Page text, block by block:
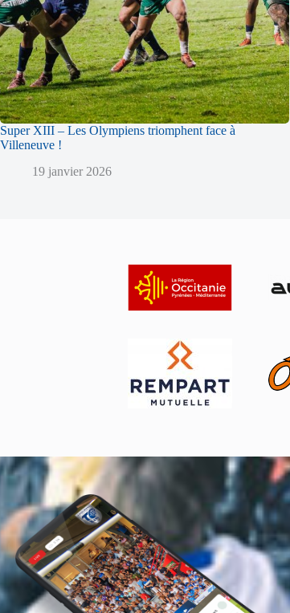
Super XIII – Les Olympiens triomphent face à
Villeneuve !
19 janvier 2026